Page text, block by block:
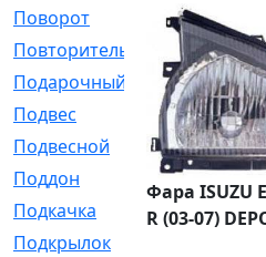
Поворот
[12]
Повторитель
[86]
Подарочный
[3]
Подвес
[16]
Подвесной
[7]
Поддон
[18]
Подкачка
[5]
Подкрылок
Фара ISUZU
R (03-07)